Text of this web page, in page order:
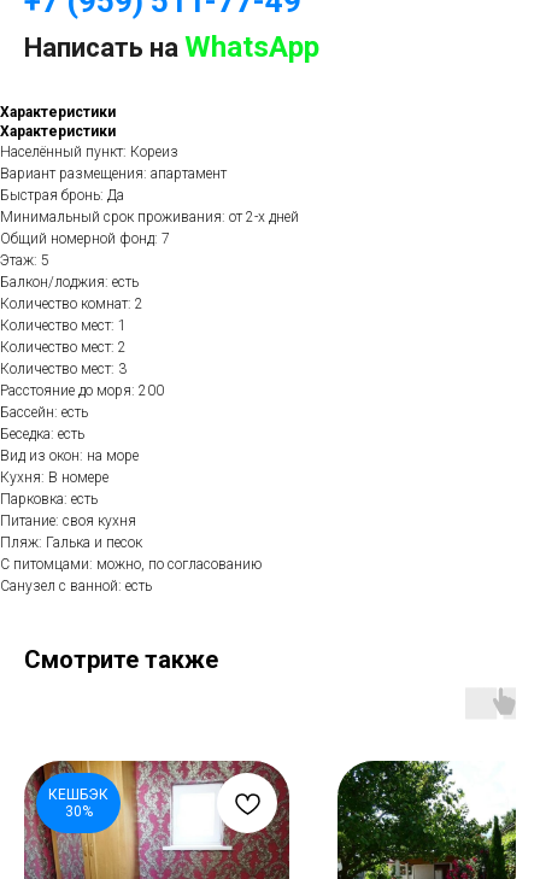
Написать на WhatsApp
Характеристики
Характеристики
Населённый пункт: Кореиз
Вариант размещения: апартамент
Быстрая бронь: Да
Минимальный срок проживания: от 2-х дней
Общий номерной фонд: 7
Этаж: 5
Балкон/лоджия: есть
Количество комнат: 2
Количество мест: 1
Количество мест: 2
Количество мест: 3
Расстояние до моря: 200
Бассейн: есть
Беседка: есть
Вид из окон: на море
Кухня: В номере
Парковка: есть
Питание: своя кухня
Пляж: Галька и песок
С питомцами: можно, по согласованию
Санузел с ванной: есть
Смотрите также
КЕШБЭК
30%